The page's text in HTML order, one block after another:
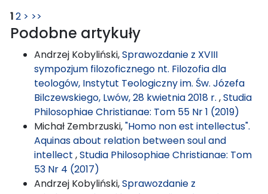
12 > >>
Podobne artykuły
Andrzej Kobyliński,Sprawozdanie z XVIII
sympozjum filozoficznego nt. Filozofia dla
teologów, Instytut Teologiczny im. Św. Józefa
Bilczewskiego, Lwów, 28 kwietnia 2018 r. ,Studia
Philosophiae Christianae: Tom 55 Nr 1 (2019)
Michał Zembrzuski,"Homo non est intellectus".
Aquinas about relation between soul and
intellect ,Studia Philosophiae Christianae: Tom
53 Nr 4 (2017)
Andrzej Kobyliński,Sprawozdanie z